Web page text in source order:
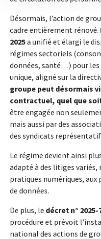
Désormais, l’action de
cadre entièrement rénové.
2025a unifié et élargi le
régimes sectoriels
données, santé…) pour les
unique, aligné sur la
groupe peut désormais
contractuel, quel que
être engagée non
mais aussi par des
des syndicats
Le régime devient ainsi
adapté à des litiges
pratiques numériques,
de données.
De plus, le décret n°
procédure et prévoit
national des actions de